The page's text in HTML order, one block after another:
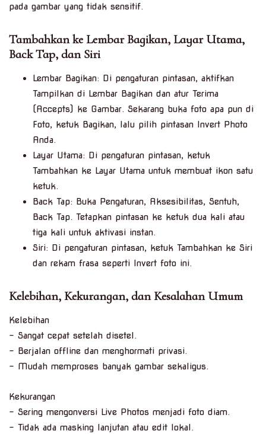
pada gambar yang tidak sensitif.
Tambahkan ke Lembar Bagikan, Layar Utama,
Back Tap, dan Siri
Lembar Bagikan: Di pengaturan pintasan, aktifkan
Tampilkan di Lembar Bagikan dan atur Terima
(Accepts) ke Gambar. Sekarang buka foto apa pun di
Foto, ketuk Bagikan, lalu pilih pintasan Invert Photo
Anda.
Layar Utama: Di pengaturan pintasan, ketuk
Tambahkan ke Layar Utama untuk membuat ikon satu
ketuk.
Back Tap: Buka Pengaturan, Aksesibilitas, Sentuh,
Back Tap. Tetapkan pintasan ke ketuk dua kali atau
tiga kali untuk aktivasi instan.
Siri: Di pengaturan pintasan, ketuk Tambahkan ke Siri
dan rekam frasa seperti Invert foto ini.
Kelebihan, Kekurangan, dan Kesalahan Umum
Kelebihan
– Sangat cepat setelah disetel.
– Berjalan offline dan menghormati privasi.
– Mudah memproses banyak gambar sekaligus.
Kekurangan
– Sering mengonversi Live Photos menjadi foto diam.
– Tidak ada masking lanjutan atau edit lokal.